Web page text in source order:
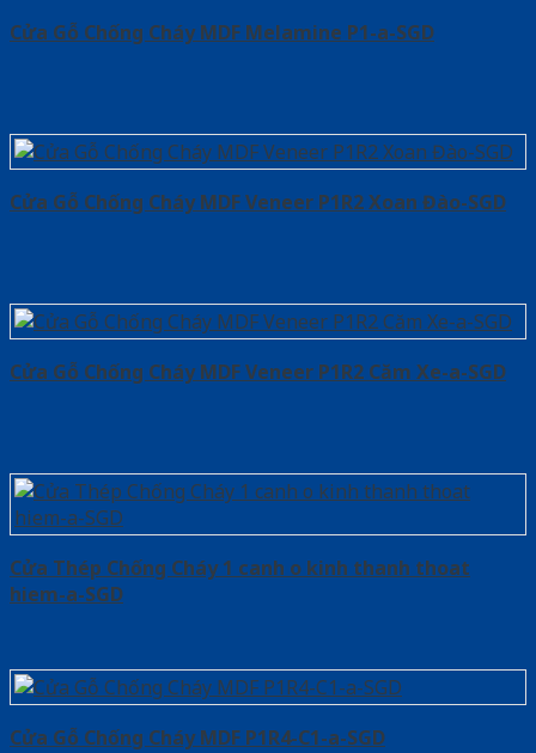
Cửa Gỗ Chống Cháy MDF Melamine P1-a-SGD
Cửa Gỗ Chống Cháy MDF Veneer P1R2 Xoan Đào-SGD
Cửa Gỗ Chống Cháy MDF Veneer P1R2 Căm Xe-a-SGD
Cửa Thép Chống Cháy 1 canh o kinh thanh thoat
hiem-a-SGD
Cửa Gỗ Chống Cháy MDF P1R4-C1-a-SGD